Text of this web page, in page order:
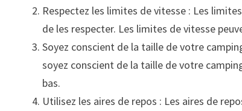
Respectez les limites de vitesse : Les
de les respecter. Les limites de vitesse
Soyez conscient de la taille de votre
soyez conscient de la taille de votre
bas.
Utilisez les aires de repos : Les aires de